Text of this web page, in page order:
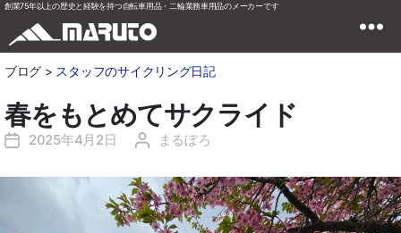
創業75年以上の歴史と経験を持つ自転車用品・二輪業務車用品のメーカーです
ブログ > スタッフのサイクリング日記
春をもとめてサクライド
投
日
2025年4月2日
投
者
まるぼろ